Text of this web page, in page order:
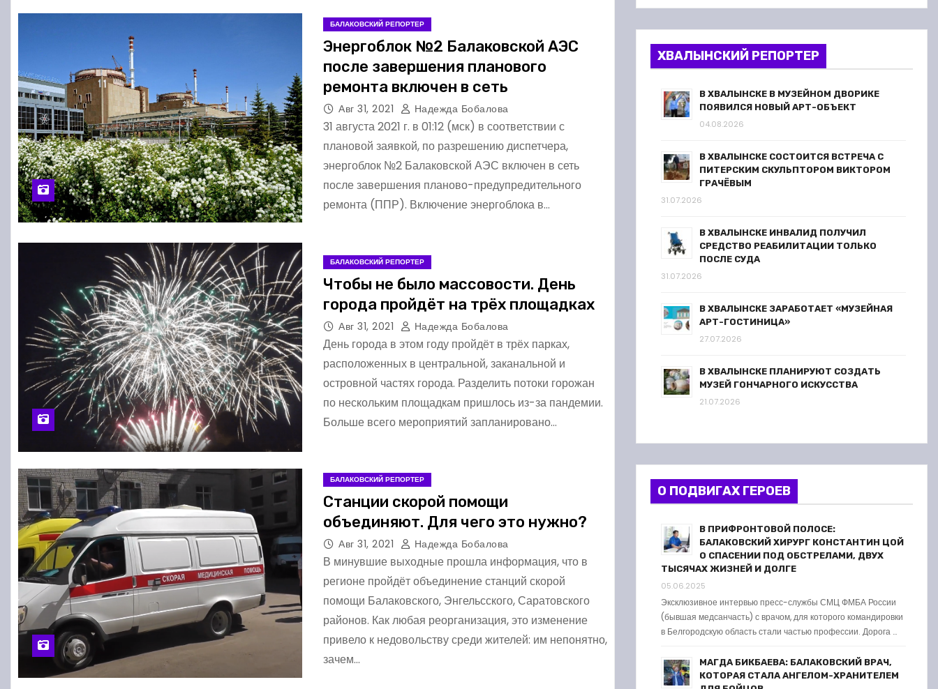
БАЛАКОВСКИЙ РЕПОРТЕР
Энергоблок №2 Балаковской АЭС
после завершения планового
ремонта включен в сеть
Авг 31, 2021 Надежда Бобалова
31 августа 2021 г. в 01:12 (мск) в соответствии с
плановой заявкой, по разрешению диспетчера,
энергоблок №2 Балаковской АЭС включен в сеть
после завершения планово-предупредительного
ремонта (ППР). Включение энергоблока в…
БАЛАКОВСКИЙ РЕПОРТЕР
Чтобы не было массовости. День
города пройдёт на трёх площадках
Авг 31, 2021 Надежда Бобалова
День города в этом году пройдёт в трёх парках,
расположенных в центральной, заканальной и
островной частях города. Разделить потоки горожан
по нескольким площадкам пришлось из-за пандемии.
Больше всего мероприятий запланировано…
БАЛАКОВСКИЙ РЕПОРТЕР
Станции скорой помощи
объединяют. Для чего это нужно?
Авг 31, 2021 Надежда Бобалова
В минувшие выходные прошла информация, что в
регионе пройдёт объединение станций скорой
помощи Балаковского, Энгельсского, Саратовского
районов. Как любая реорганизация, это изменение
привело к недовольству среди жителей: им непонятно,
зачем…
ХВАЛЫНСКИЙ РЕПОРТЕР
В ХВАЛЫНСКЕ В МУЗЕЙНОМ ДВОРИКЕ
ПОЯВИЛСЯ НОВЫЙ АРТ-ОБЪЕКТ
04.08.2026
В ХВАЛЫНСКЕ СОСТОИТСЯ ВСТРЕЧА С
ПИТЕРСКИМ СКУЛЬПТОРОМ ВИКТОРОМ
ГРАЧЁВЫМ
31.07.2026
В ХВАЛЫНСКЕ ИНВАЛИД ПОЛУЧИЛ
СРЕДСТВО РЕАБИЛИТАЦИИ ТОЛЬКО
ПОСЛЕ СУДА
31.07.2026
В ХВАЛЫНСКЕ ЗАРАБОТАЕТ «МУЗЕЙНАЯ
АРТ-ГОСТИНИЦА»
27.07.2026
В ХВАЛЫНСКЕ ПЛАНИРУЮТ СОЗДАТЬ
МУЗЕЙ ГОНЧАРНОГО ИСКУССТВА
21.07.2026
О ПОДВИГАХ ГЕРОЕВ
В ПРИФРОНТОВОЙ ПОЛОСЕ:
БАЛАКОВСКИЙ ХИРУРГ КОНСТАНТИН ЦОЙ
О СПАСЕНИИ ПОД ОБСТРЕЛАМИ, ДВУХ
ТЫСЯЧАХ ЖИЗНЕЙ И ДОЛГЕ
05.06.2025
Эксклюзивное интервью пресс-службы СМЦ ФМБА России
(бывшая медсанчасть) с врачом, для которого командировки
в Белгородскую область стали частью профессии. Дорога …
МАГДА БИКБАЕВА: БАЛАКОВСКИЙ ВРАЧ,
КОТОРАЯ СТАЛА АНГЕЛОМ-ХРАНИТЕЛЕМ